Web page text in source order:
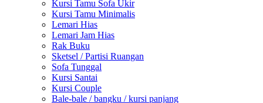
Kursi Tamu Sofa Ukir
Kursi Tamu Minimalis
Lemari Hias
Lemari Jam Hias
Rak Buku
Sketsel / Partisi Ruangan
Sofa Tunggal
Kursi Santai
Kursi Couple
Bale-bale / bangku / kursi panjang